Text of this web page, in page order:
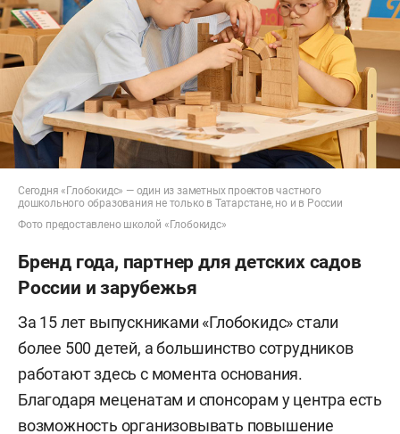
Сегодня «Глобокидс» — один из заметных проектов частного
дошкольного образования не только в Татарстане, но и в России
Фото предоставлено школой «Глобокидс»
Бренд года, партнер для детских садов
России и зарубежья
За 15 лет выпускниками «Глобокидс» стали
более 500 детей, а большинство сотрудников
работают здесь с момента основания.
Благодаря меценатам и спонсорам у центра есть
возможность организовывать повышение